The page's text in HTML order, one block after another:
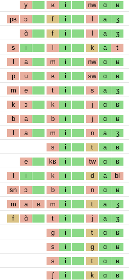
y ʁ i nw ɑ ʁ
pʁ ɔ f i l a ʒ
ɑ̃ f i l a ʒ
s i l i k a t
l a m i nw ɑ ʁ
p u ʁ i sw ɑ ʁ
m e t i s a ʒ
k ɔ k i j ɑ ʁ
b a b i j ɑ ʁ
l a m i n a ʒ
s i t a ʁ
e kʁ i tw ɑ ʁ
l i k i d a bl
sn ɔ b i n ɑ ʁ
m a ʁ m i t a ʒ
f ɑ̃ t i j a ʒ
g i t ɑ ʁ
s i g ɑ ʁ
s i t ɑ ʁ
ʃ i k ɑ ʁ